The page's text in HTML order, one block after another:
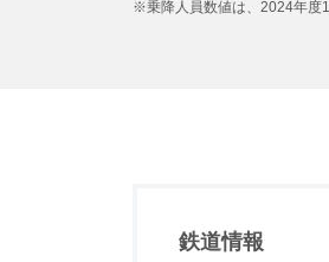
※乗降人員数値は、2024年度1
鉄道情報